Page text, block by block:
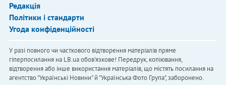
Редакція
Політики і стандарти
Угода конфіденційності
У разі повного чи часткового відтворення матеріалів пряме
гіперпосилання на LB.ua обов'язкове! Передрук, копіювання,
відтворення або інше використання матеріалів, що містять посилання на
агентство "Українськi Новини" й "Українська Фото Група", заборонено.